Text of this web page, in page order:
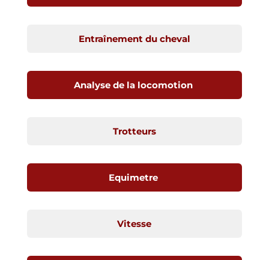
Entraînement du cheval
Analyse de la locomotion
Trotteurs
Equimetre
Vitesse